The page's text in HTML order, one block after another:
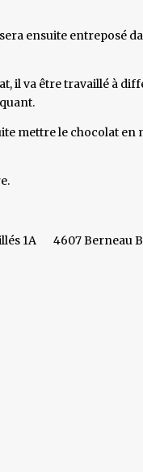
ensuite entreposé
il va être travaillé à
mettre le chocolat
1A 4607